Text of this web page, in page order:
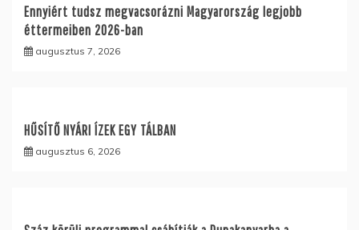
Ennyiért tudsz megvacsorázni Magyarország legjobb
éttermeiben 2026-ban
augusztus 7, 2026
HŰSÍTŐ NYÁRI ÍZEK EGY TÁLBAN
augusztus 6, 2026